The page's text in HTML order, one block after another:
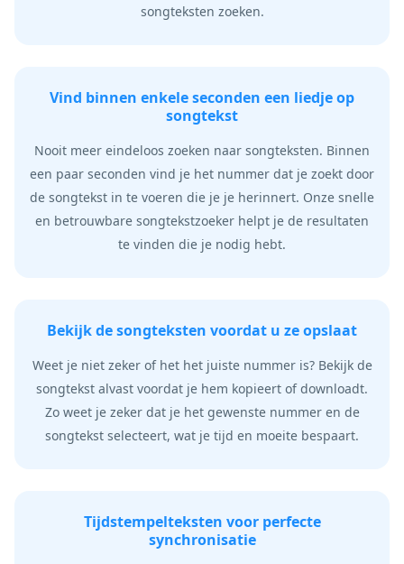
songteksten zoeken.
Vind binnen enkele seconden een liedje op
songtekst
Nooit meer eindeloos zoeken naar songteksten. Binnen
een paar seconden vind je het nummer dat je zoekt door
de songtekst in te voeren die je je herinnert. Onze snelle
en betrouwbare songtekstzoeker helpt je de resultaten
te vinden die je nodig hebt.
Bekijk de songteksten voordat u ze opslaat
Weet je niet zeker of het het juiste nummer is? Bekijk de
songtekst alvast voordat je hem kopieert of downloadt.
Zo weet je zeker dat je het gewenste nummer en de
songtekst selecteert, wat je tijd en moeite bespaart.
Tijdstempelteksten voor perfecte
synchronisatie